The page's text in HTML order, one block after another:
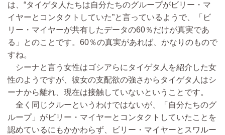
は、“タイゲタ人たちは自分たちのグループがビリー・マ
イヤーとコンタクトしていた”と言っているようで、「ビ
リー・マイヤーが共有したデータの60％だけが真実であ
る」とのことです。60％の真実があれば、かなりのもので
すね。
シーナと言う女性はゴシアらにタイゲタ人を紹介した女
性のようですが、彼女の支配欲の強さからタイゲタ人はシ
ーナから離れ、現在は接触していないということです。
全く同じクルーというわけではないが、「自分たちのグ
ループ」がビリー・マイヤーとコンタクトしていたことを
認めているにもかかわらず、ビリー・マイヤーとスワルー